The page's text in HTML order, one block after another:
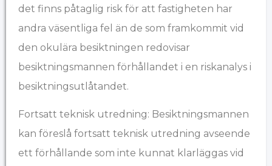
det finns påtaglig risk för att fastigheten har
andra väsentliga fel än de som framkommit vid
den okulära besiktningen redovisar
besiktningsmannen förhållandet i en riskanalys i
besiktningsutlåtandet.
Fortsatt teknisk utredning: Besiktningsmannen
kan föreslå fortsatt teknisk utredning avseende
ett förhållande som inte kunnat klarläggas vid